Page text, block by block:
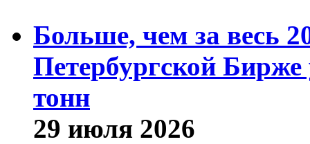
Больше, чем за весь
Петербургской
тонн
29 июля 2026